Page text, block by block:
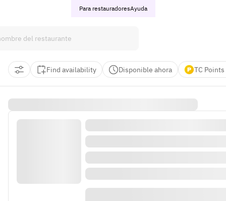
Para restauradoresAyuda
Find availability Disponible ahora TC Points